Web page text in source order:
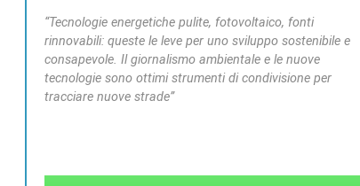
“Tecnologie energetiche pulite, fotovoltaico, fonti
rinnovabili: queste le leve per uno sviluppo sostenibile e
consapevole. Il giornalismo ambientale e le nuove
tecnologie sono ottimi strumenti di condivisione per
tracciare nuove strade”